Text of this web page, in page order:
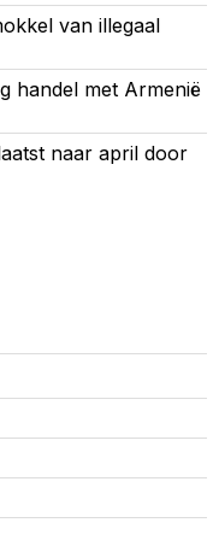
van illegaal
handel met Armenië
naar april door